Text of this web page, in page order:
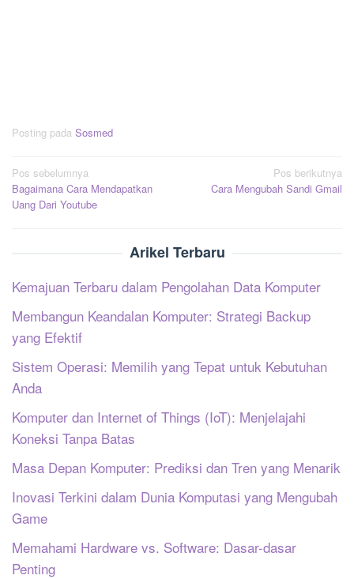
Posting pada Sosmed
Navigasi
pos
Pos sebelumnya
Bagaimana Cara Mendapatkan
Uang Dari Youtube
Pos berikutnya
Cara Mengubah Sandi Gmail
Arikel Terbaru
Kemajuan Terbaru dalam Pengolahan Data Komputer
Membangun Keandalan Komputer: Strategi Backup
yang Efektif
Sistem Operasi: Memilih yang Tepat untuk Kebutuhan
Anda
Komputer dan Internet of Things (IoT): Menjelajahi
Koneksi Tanpa Batas
Masa Depan Komputer: Prediksi dan Tren yang Menarik
Inovasi Terkini dalam Dunia Komputasi yang Mengubah
Game
Memahami Hardware vs. Software: Dasar-dasar
Penting